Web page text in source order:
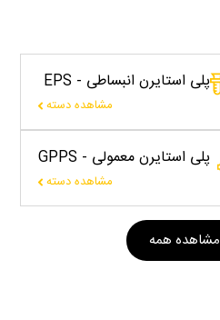
پلی استایرن انبساطی - EPS
مشاهده دسته
پلی استایرن معمولی - GPPS
مشاهده دسته
مشاهده همه